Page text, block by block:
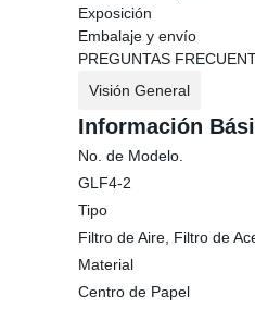
Exposición
Embalaje y envío
PREGUNTAS
Visión General
Información
No. de Modelo.
GLF4-2
Tipo
Filtro de Aire, Filtro de
Material
Centro de Papel